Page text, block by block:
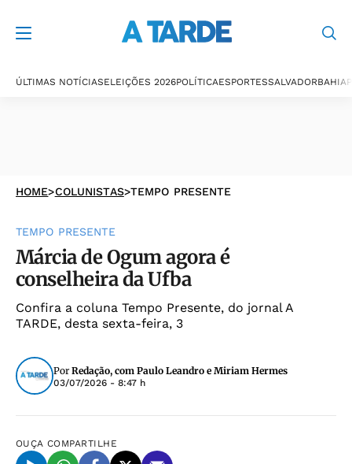
ÚLTIMAS NOTÍCIASELEIÇÕES 2026POLÍTICAESPORTESSALVADORBAHIA
HOME>COLUNISTAS>TEMPO PRESENTE
TEMPO PRESENTE
Márcia de Ogum agora é
conselheira da Ufba
Confira a coluna Tempo Presente, do jornal A
TARDE, desta sexta-feira, 3
Por Redação, com Paulo Leandro e Miriam Hermes
03/07/2026 - 8:47 h
OUÇA COMPARTILHE